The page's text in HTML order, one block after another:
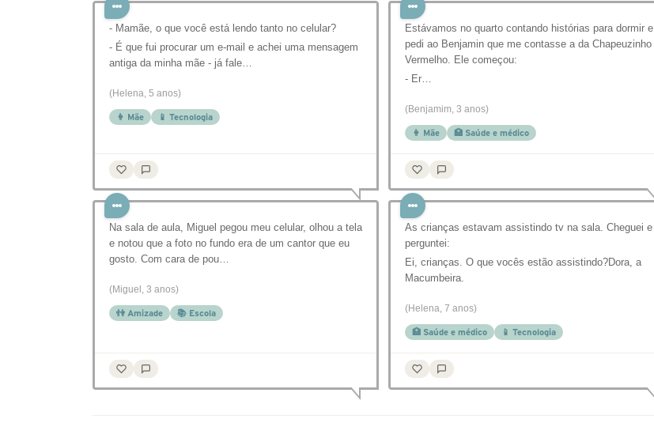
- Mamãe, o que você está lendo tanto no celular?
- É que fui procurar um e-mail e achei uma mensagem
antiga da minha mãe - já fale…
(Helena, 5 anos)
👩 Mãe 📱 Tecnologia
Estávamos no quarto contando histórias para dormir e
pedi ao Benjamin que me contasse a da Chapeuzinho
Vermelho. Ele começou:
- Er…
(Benjamim, 3 anos)
👩 Mãe 🏥 Saúde e médico
Na sala de aula, Miguel pegou meu celular, olhou a tela
e notou que a foto no fundo era de um cantor que eu
gosto. Com cara de pou…
(Miguel, 3 anos)
👫 Amizade 📚 Escola
As crianças estavam assistindo tv na sala. Cheguei e
perguntei:
Ei, crianças. O que vocês estão assistindo?Dora, a
Macumbeira.
(Helena, 7 anos)
🏥 Saúde e médico 📱 Tecnologia